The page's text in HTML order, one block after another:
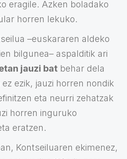
eragile. Azken boladako
horren lekuko.
–euskararen aldeko
bilgunea– aspalditik ari
jauzi bat behar dela
ezik, jauzi horren nondik
eta neurri zehatzak
horren inguruko
eratzen.
Kontseiluaren ekimenez,